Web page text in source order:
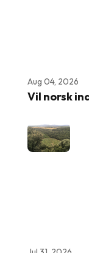
Aug 04, 2026
Vil norsk